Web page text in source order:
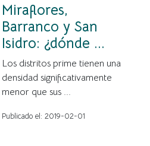
Miraflores,
Barranco y San
Isidro: ¿dónde ...
Los distritos prime tienen una
densidad significativamente
menor que sus ...
Publicado el: 2019-02-01